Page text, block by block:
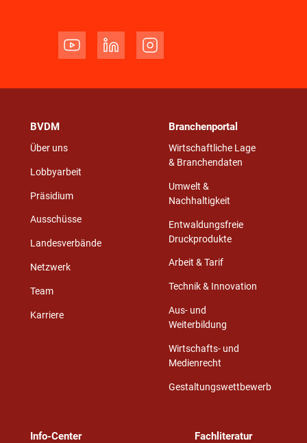
BVDM
Über uns
Lobbyarbeit
Präsidium
Ausschüsse
Landesverbände
Netzwerk
Team
Karriere
Branchenportal
Wirtschaftliche Lage
& Branchendaten
Umwelt &
Nachhaltigkeit
Entwaldungsfreie
Druckprodukte
Arbeit & Tarif
Technik & Innovation
Aus- und
Weiterbildung
Wirtschafts- und
Medienrecht
Gestaltungswettbewerb
Info-Center Fachliteratur